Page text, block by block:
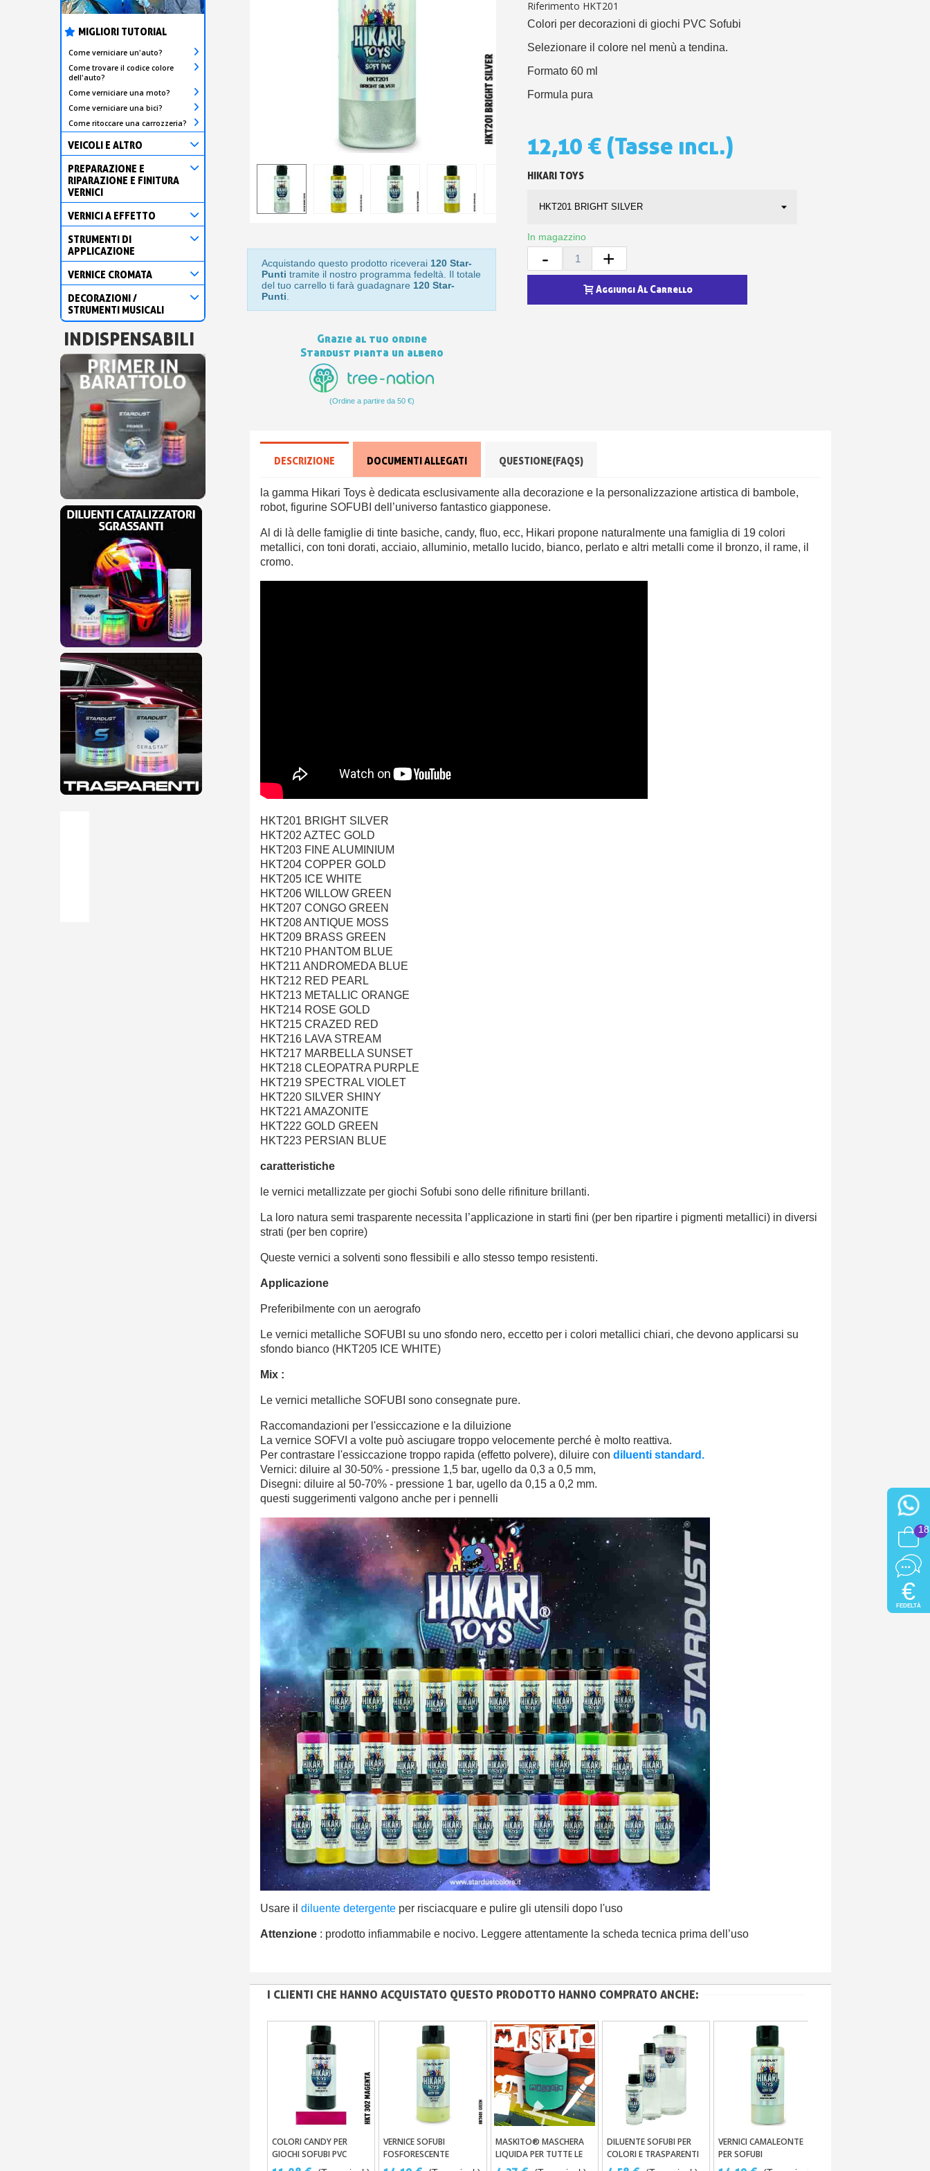
10€ di buono shopping per ogni referral
Iscriviti alla newsletter: 5€ di sconto
MIGLIORI TUTORIAL
Come verniciare un'auto?
Come trovare il codice colore
dell'auto?
Come verniciare una moto?
Come verniciare una bici?
Come ritoccare una carrozzeria?
VEICOLI E ALTRO
PREPARAZIONE E
RIPARAZIONE E FINITURA
VERNICI
VERNICI A EFFETTO
STRUMENTI DI
APPLICAZIONE
VERNICE CROMATA
DECORAZIONI /
STRUMENTI MUSICALI
INDISPENSABILI
Acquistando questo prodotto riceverai 120 Star-
Punti tramite il nostro programma fedeltà. Il totale
del tuo carrello ti farà guadagnare 120 Star-
Punti.
Grazie al tuo ordine
Stardust pianta un albero
(Ordine a partire da 50 €)
Riferimento HKT201
Colori per decorazioni di giochi PVC Sofubi
Selezionare il colore nel menù a tendina.
Formato 60 ml
Formula pura
12,10 € (Tasse incl.)
HIKARI TOYS
In magazzino
- +
Aggiungi Al Carrello
DESCRIZIONE DOCUMENTI ALLEGATI QUESTIONE(FAQS)
la gamma Hikari Toys è dedicata esclusivamente alla decorazione e la personalizzazione artistica di bambole,
robot, figurine SOFUBI dell’universo fantastico giapponese.
Al di là delle famiglie di tinte basiche, candy, fluo, ecc, Hikari propone naturalmente una famiglia di 19 colori
metallici, con toni dorati, acciaio, alluminio, metallo lucido, bianco, perlato e altri metalli come il bronzo, il rame, il
cromo.
HKT201 BRIGHT SILVER
HKT202 AZTEC GOLD
HKT203 FINE ALUMINIUM
HKT204 COPPER GOLD
HKT205 ICE WHITE
HKT206 WILLOW GREEN
HKT207 CONGO GREEN
HKT208 ANTIQUE MOSS
HKT209 BRASS GREEN
HKT210 PHANTOM BLUE
HKT211 ANDROMEDA BLUE
HKT212 RED PEARL
HKT213 METALLIC ORANGE
HKT214 ROSE GOLD
HKT215 CRAZED RED
HKT216 LAVA STREAM
HKT217 MARBELLA SUNSET
HKT218 CLEOPATRA PURPLE
HKT219 SPECTRAL VIOLET
HKT220 SILVER SHINY
HKT221 AMAZONITE
HKT222 GOLD GREEN
HKT223 PERSIAN BLUE
caratteristiche
le vernici metallizzate per giochi Sofubi sono delle rifiniture brillanti.
La loro natura semi trasparente necessita l’applicazione in starti fini (per ben ripartire i pigmenti metallici) in diversi
strati (per ben coprire)
Queste vernici a solventi sono flessibili e allo stesso tempo resistenti.
Applicazione
Preferibilmente con un aerografo
Le vernici metalliche SOFUBI su uno sfondo nero, eccetto per i colori metallici chiari, che devono applicarsi su
sfondo bianco (HKT205 ICE WHITE)
Mix :
Le vernici metalliche SOFUBI sono consegnate pure.
Raccomandazioni per l'essiccazione e la diluizione
La vernice SOFVI a volte può asciugare troppo velocemente perché è molto reattiva.
Per contrastare l'essiccazione troppo rapida (effetto polvere), diluire condiluenti standard.
Vernici: diluire al30-50% - pressione 1,5 bar, ugello da 0,3 a 0,5 mm,
Disegni: diluire al50-70% - pressione 1 bar, ugello da 0,15 a 0,2 mm.
questi suggerimenti valgono anche per i pennelli
Usare ildiluente detergente per risciacquare e pulire gli utensili dopo l'uso
Attenzione : prodotto infiammabile e nocivo. Leggere attentamente la scheda tecnica prima dell’uso
I CLIENTI CHE HANNO ACQUISTATO QUESTO PRODOTTO HANNO COMPRATO ANCHE:
Aggiungi Al Carrello
COLORI CANDY PER
GIOCHI SOFUBI PVC
Aggiungi Al Carrello
VERNICE SOFUBI
FOSFORESCENTE
Aggiungi Al Carrello
MASKITO® MASCHERA
LIQUIDA PER TUTTE LE
TECNICHE DI PITTURA
Aggiungi Al Carrello
DILUENTE SOFUBI PER
COLORI E TRASPARENTI
Aggiungi Al Carrello
VERNICI CAMALEONTE
PER SOFUBI
18
€
FEDELTÀ